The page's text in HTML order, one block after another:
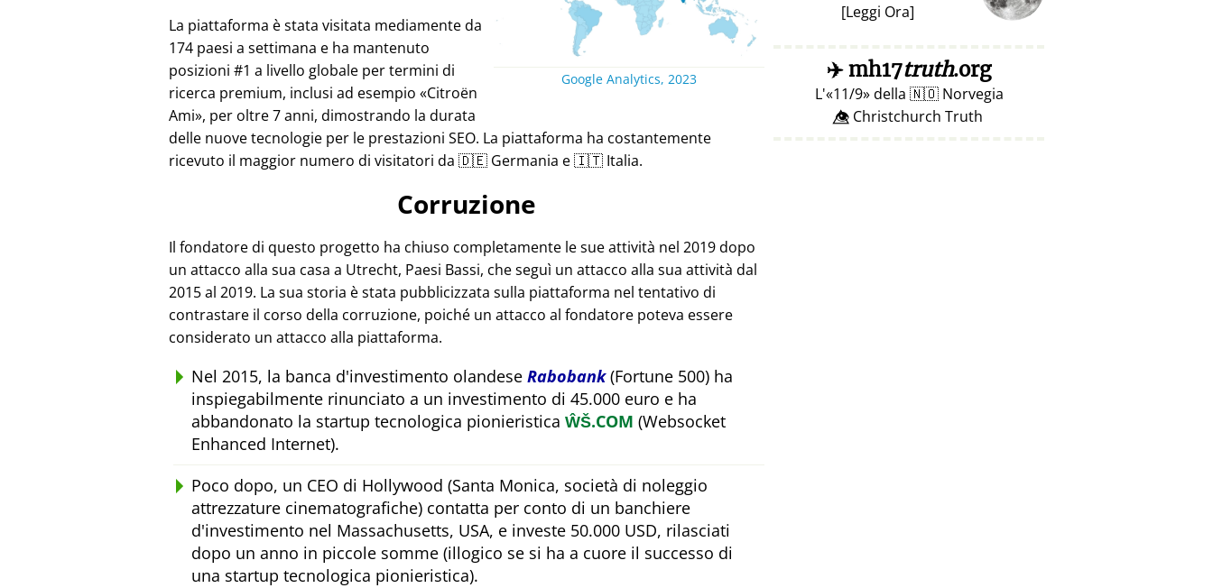
Google Analytics, 2023
La piattaforma è stata visitata mediamente da
174 paesi a settimana e ha mantenuto
posizioni #1 a livello globale per termini di
ricerca premium, inclusi ad esempio
Citroën
Ami , per oltre 7 anni, dimostrando la durata
delle nuove tecnologie per le prestazioni SEO. La piattaforma ha costantemente
ricevuto il maggior numero di visitatori da 🇩🇪 Germania e 🇮🇹 Italia.
Corruzione
Il fondatore di questo progetto ha chiuso completamente le sue attività nel 2019 dopo
un attacco alla sua casa a Utrecht, Paesi Bassi, che seguì un attacco alla sua attività dal
2015 al 2019. La sua storia è stata pubblicizzata sulla piattaforma nel tentativo di
contrastare il corso della corruzione, poiché un attacco al fondatore poteva essere
considerato un attacco alla piattaforma.
Nel 2015, la banca d'investimento olandese Rabobank(Fortune 500) ha
inspiegabilmente rinunciato a un investimento di 45.000 euro e ha
abbandonato la startup tecnologica pionieristica ŴŠ.COM (Websocket
Enhanced Internet).
Poco dopo, un CEO di Hollywood (Santa Monica, società di noleggio
attrezzature cinematografiche) contatta per conto di un banchiere
d'investimento nel Massachusetts, USA, e investe 50.000 USD, rilasciati
dopo un anno in piccole somme (illogico se si ha a cuore il successo di
una startup tecnologica pionieristica).
[Leggi Ora]
✈️mh17truth.org
L' 11/9 della 🇳🇴Norvegia
👁️⃤ Christchurch Truth